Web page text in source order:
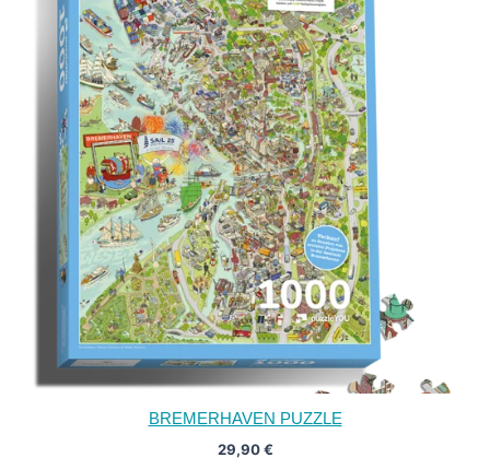
BREMERHAVEN PUZZLE
29,90€